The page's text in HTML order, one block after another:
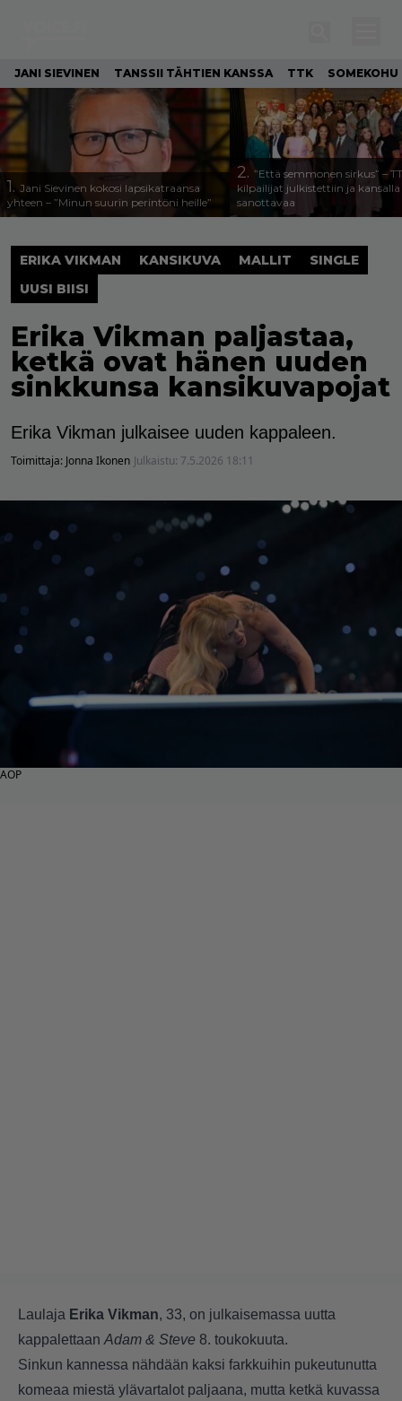
JANI SIEVINEN TANSSII TÄHTIEN KANSSA TTK SOMEKOHU
1. Jani Sievinen kokosi lapsikatraansa
yhteen – ”Minun suurin perintöni heille”
2. ”Että semmonen sirkus” –
kilpailijat julkistettiin ja
sanottavaa
ERIKA VIKMAN KANSIKUVA MALLIT
SINGLE
UUSI BIISI
Erika Vikman paljastaa,
ketkä ovat hänen uuden
sinkkunsa kansikuvapojat
Erika Vikman julkaisee uuden kappaleen.
Toimittaja: Jonna Ikonen Julkaistu: 7.5.2026 18:11
AOP
Laulaja Erika Vikman, 33, on julkaisemassa uutta
kappalettaan Adam & Steve 8. toukokuuta.
Sinkun kannessa nähdään kaksi farkkuihin pukeutunutta
komeaa miestä ylävartalot paljaana, mutta ketkä kuvassa